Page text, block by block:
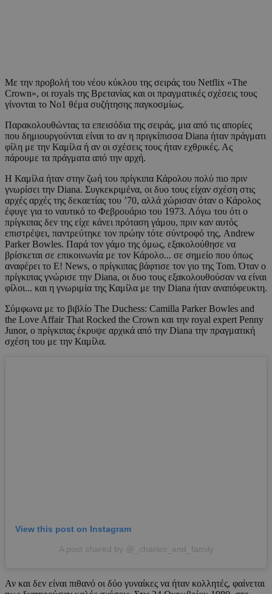
Με την προβολή του νέου κύκλου της σειράς του Netflix «The
Crown», οι royals της Βρετανίας και οι πραγματικές σχέσεις τους
γίνονται το Νο1 θέμα συζήτησης παγκοσμίως.
Παρακολουθώντας τα επεισόδια της σειράς, μια από τις απορίες
που δημιουργούνται είναι το αν η πριγκίπισσα Diana ήταν πράγματι
φίλη με την Καμίλα ή αν οι σχέσεις τους ήταν εχθρικές. Ας
πάρουμε τα πράγματα από την αρχή.
Η Καμίλα ήταν στην ζωή του πρίγκιπα Κάρολου πολύ πιο πριν
γνωρίσει την Diana. Συγκεκριμένα, οι δυο τους είχαν σχέση στις
αρχές αρχές της δεκαετίας του ’70, αλλά χώρισαν όταν ο Κάρολος
έφυγε για το ναυτικό το Φεβρουάριο του 1973. Λόγω του ότι ο
πρίγκιπας δεν της είχε κάνει πρόταση γάμου, πριν καν αυτός
επιστρέψει, παντρεύτηκε τον πρώην τότε σύντροφό της, Andrew
Parker Bowles. Παρά τον γάμο της όμως, εξακολούθησε να
βρίσκεται σε επικοινωνία με τον Κάρολο... σε σημείο που όπως
αναφέρει το Ε! News, ο πρίγκιπας βάφτισε τον γιο της Tom. Όταν ο
πρίγκιπας γνώρισε την Diana, οι δυο τους εξακολουθούσαν να είναι
φίλοι... και η γνωριμία της Καμίλα με την Diana ήταν αναπόφευκτη.
Σύμφωνα με το βιβλίο The Duchess: Camilla Parker Bowles and
the Love Affair That Rocked the Crown και την royal expert Penny
Junor, ο πρίγκιπας έκρυψε αρχικά από την Diana την πραγματική
σχέση του με την Καμίλα.
View this post on Instagram
A post shared by @_charles_and_family
Αν και δεν είναι πιθανό οι δύο γυναίκες να ήταν κολλητές, φαίνεται